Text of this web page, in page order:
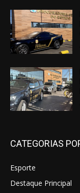
CATEGORIAS
Esporte
Destaque Principal